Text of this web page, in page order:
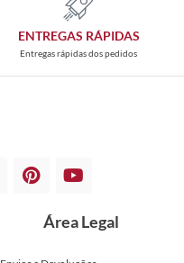
ENTREGAS RÁPIDAS
Entregas rápidas dos pedidos
Área Legal